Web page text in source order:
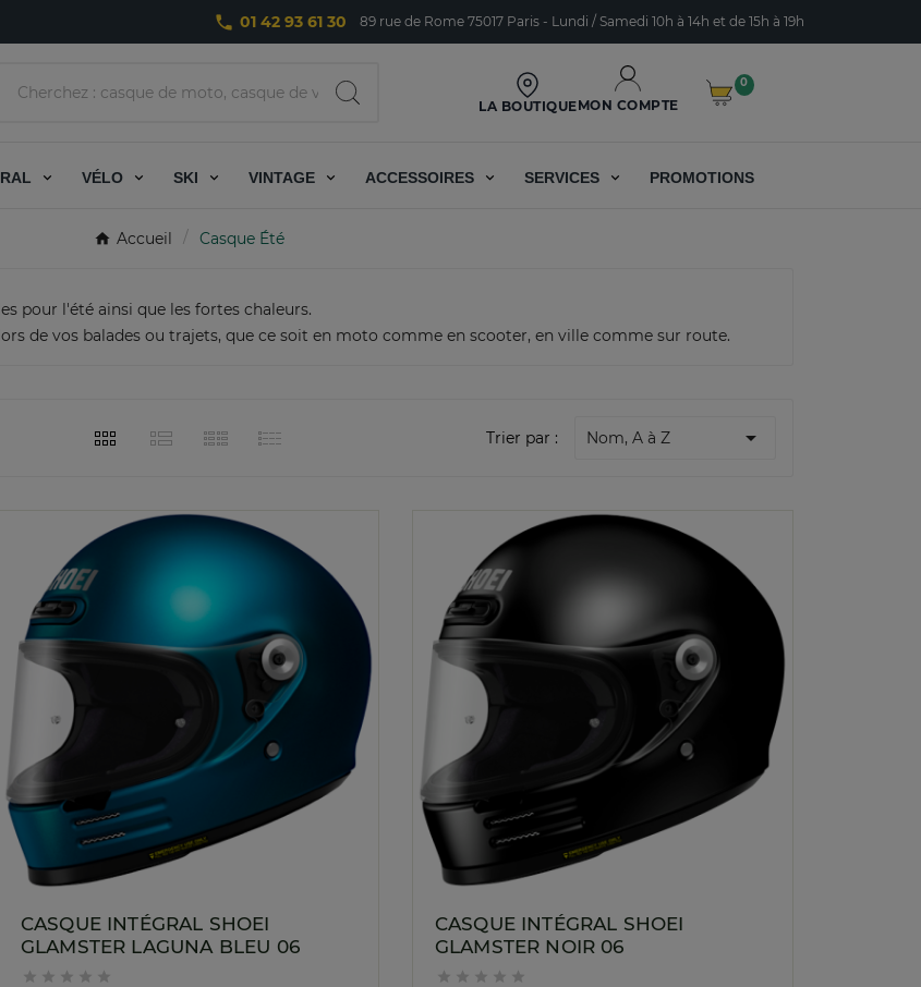
phone 01 42 93 61 30 89 rue de Rome 75017 Paris - Lundi / Samedi 10h à 14h et de 15h à 19h
LA BOUTIQUEMON COMPTE
0
VÉLO SKI VINTAGE ACCESSOIRES SERVICES PROMOTIONS
Accueil Casque Été
pour l'été ainsi que les fortes chaleurs.
de vos balades ou trajets, que ce soit en moto comme en scooter, en ville comme sur route.
Trier par : Nom, A à Z 
CASQUE INTÉGRAL SHOEI
GLAMSTER LAGUNA BLEU 06
    
CASQUE INTÉGRAL SHOEI
GLAMSTER NOIR 06
    